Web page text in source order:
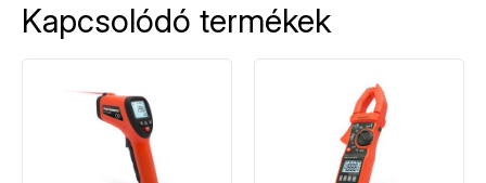
Kapcsolódó termékek